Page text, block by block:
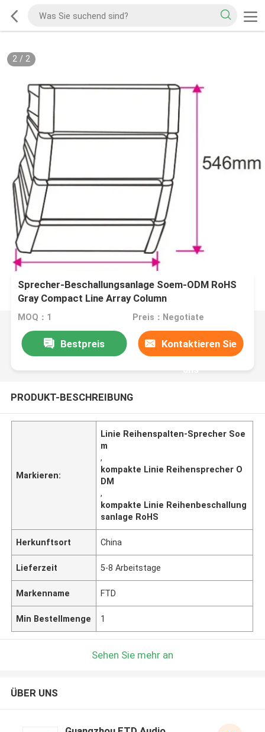
2/ 2
Sprecher-Beschallungsanlage Soem-ODM RoHS
Gray Compact Line Array Column
MOQ：1 Preis：Negotiate
Bestpreis Kontaktieren Sie
uns
PRODUKT-BESCHREIBUNG
Markieren:
Linie Reihenspalten-Sprecher Soe
m
,
kompakte Linie Reihensprecher O
DM
,
kompakte Linie Reihenbeschallung
sanlage RoHS
Herkunftsort China
Lieferzeit 5-8 Arbeitstage
Markenname FTD
Min Bestellmenge 1
Sehen Sie mehr an
ÜBER UNS